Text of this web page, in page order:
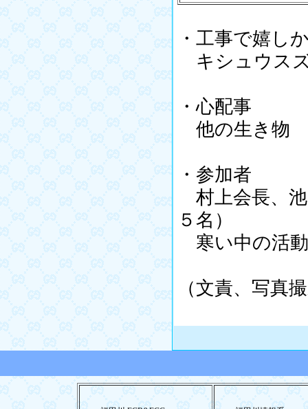
・工事で嬉し
キシュウス
・心配事
他の生き物
・参加者
村上会長、
５名）
寒い中の活
（文責、写真